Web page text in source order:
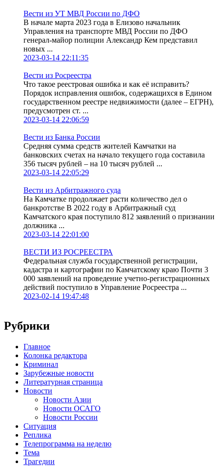
Вести из УТ МВД России по ДФО
В начале марта 2023 года в Елизово начальник
Управления на транспорте МВД России по ДФО
генерал-майор полиции Александр Кем представил
новых ...
2023-03-14 22:11:35
Вести из Росреестра
Что такое реестровая ошибка и как её исправить?
Порядок исправления ошибок, содержащихся в Едином
государственном реестре недвижимости (далее – ЕГРН),
предусмотрен ст. ...
2023-03-14 22:06:59
Вести из Банка России
Средняя сумма средств жителей Камчатки на
банковских счетах на начало текущего года составила
356 тысяч рублей – на 10 тысяч рублей ...
2023-03-14 22:05:29
Вести из Арбитражного суда
На Камчатке продолжает расти количество дел о
банкротстве В 2022 году в Арбитражный суд
Камчатского края поступило 812 заявлений о признании
должника ...
2023-03-14 22:01:00
ВЕСТИ ИЗ РОСРЕЕСТРА
Федеральная служба государственной регистрации,
кадастра и картографии по Камчатскому краю Почти 3
000 заявлений на проведение учетно-регистрационных
действий поступило в Управление Росреестра ...
2023-02-14 19:47:48
Рубрики
Главное
Колонка редактора
Криминал
Зарубежные новости
Литературная страница
Новости
Новости Азии
Новости ОСАГО
Новости России
Ситуация
Реплика
Телепрограмма на неделю
Тема
Трагедии